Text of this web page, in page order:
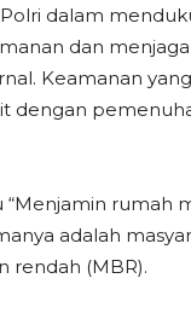
dalam
dan menjaga
Keamanan
dengan
rumah
adalah
rendah (MBR).